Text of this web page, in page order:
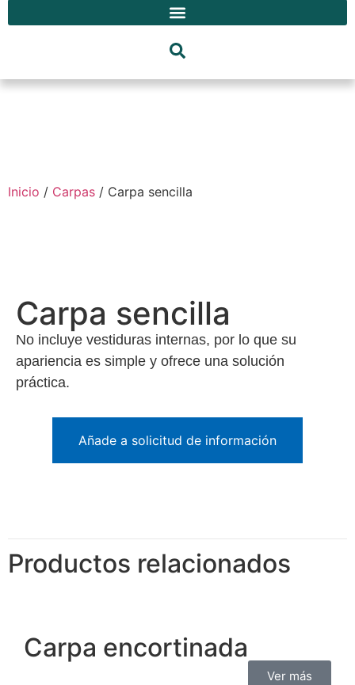
Inicio / Carpas / Carpa sencilla
Carpa sencilla
No incluye vestiduras internas, por lo que su
apariencia es simple y ofrece una solución
práctica.
Añade a solicitud de información
Productos relacionados
Carpa encortinada
Ver más